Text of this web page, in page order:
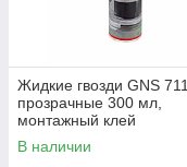
Жидкие гвозди GNS 711
прозрачные 300 мл,
монтажный клей
универсальный
В наличии